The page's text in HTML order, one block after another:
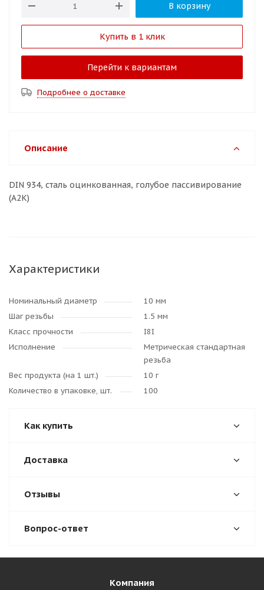
В корзину
Купить в 1 клик
Перейти к вариантам
Подробнее о доставке
Описание
DIN 934, сталь оцинкованная, голубое пассивирование
(A2K)
Характеристики
Номинальный диаметр
10 мм
Шаг резьбы
1.5 мм
Класс прочности
I8I
Исполнение
Метрическая стандартная
резьба
Вес продукта (на 1 шт.)
10 г
Количество в упаковке, шт.
100
Как купить
Доставка
Отзывы
Вопрос-ответ
Компания